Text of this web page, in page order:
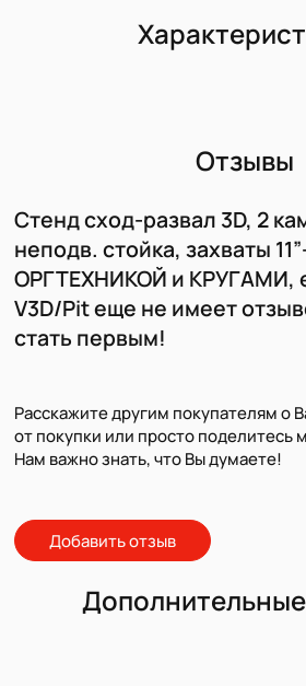
Отзывы
Cтенд сход-развал 3D, 2
неподв. стойка, захваты
ОРГТЕХНИКОЙ и КРУГАМИ,
V3D/Pit еще не имеет
стать первым!
Расскажите другим покупателям о
от покупки или просто поделитесь
Нам важно знать, что Вы думаете!
Добавить отзыв